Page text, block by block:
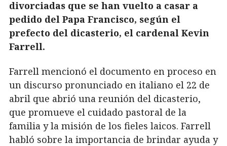
divorciadas que se han vuelto a casar a
pedido del Papa Francisco, según el
prefecto del dicasterio, el cardenal Kevin
Farrell.
Farrell mencionó el documento en proceso en
un discurso pronunciado en italiano el 22 de
abril que abrió una reunión del dicasterio,
que promueve el cuidado pastoral de la
familia y la misión de los fieles laicos. Farrell
habló sobre la importancia de brindar ayuda y